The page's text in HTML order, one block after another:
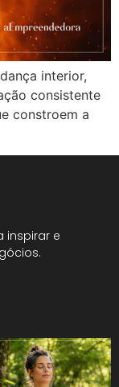
interior,
consistente
constroem a
inspirar e